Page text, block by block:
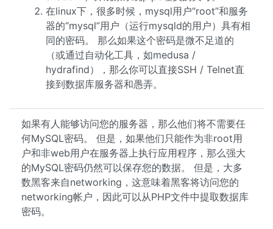
在linux下，很多时候，mysql用户“root”和服务
器的“mysql”用户（运行mysqld的用户）具有相
同的密码。 那么如果这个密码是微不足道的
（或通过自动化工具，如medusa /
hydrafind），那么你可以直接SSH / Telnet直
接到数据库服务器和愚弄。
如果有人能够访问您的服务器，那么他们将不需要任
何MySQL密码。 但是，如果他们只能作为非root用
户和非web用户在服务器上执行应用程序，那么强大
的MySQL密码仍然可以保存您的数据。 但是，大多
数黑客来自networking，这意味着黑客将访问您的
networking帐户，因此可以从PHP文件中提取数据库
密码。